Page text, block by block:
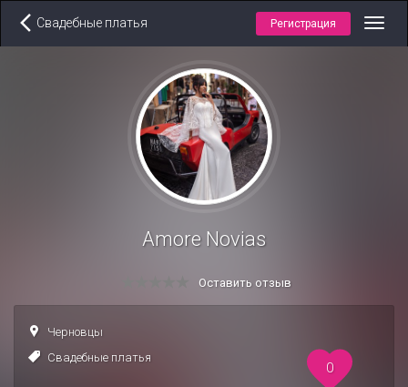
Свадебные платья Регистрация
Amore Novias
Оставить отзыв
Черновцы
Свадебные платья
0